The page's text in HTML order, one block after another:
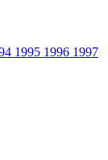
1995 1996 1997